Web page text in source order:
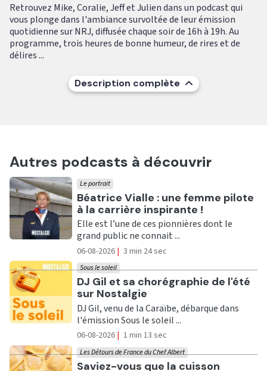
Retrouvez Mike, Coralie, Jeff et Julien dans un podcast qui
vous plonge dans l'ambiance survoltée de leur émission
quotidienne sur NRJ, diffusée chaque soir de 16h à 19h. Au
programme, trois heures de bonne humeur, de rires et de
délires ...
Description complète
Autres podcasts à découvrir
Ecouter
Béatrice Vialle : une femme pilote
à la carrière inspirante !
Le portrait
Elle est l’une de ces pionnières dont le
grand public ne connait ...
06-08-2026 | 3 min 24 sec
Ecouter
DJ Gil et sa chorégraphie de l'été
sur Nostalgie
Sous le soleil
DJ Gil, venu de la Caraïbe, débarque dans
l'émission Sous le soleil ...
06-08-2026 | 1 min 13 sec
Ecouter
Saviez-vous que la cuisson
Les Détours de France du Chef Albert